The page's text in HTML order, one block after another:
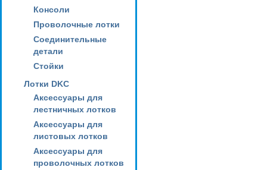
Консоли
Проволочные лотки
Соединительные
детали
Стойки
Лотки DKC
Аксессуары для
лестничных лотков
Аксессуары для
листовых лотков
Аксессуары для
проволочных лотков